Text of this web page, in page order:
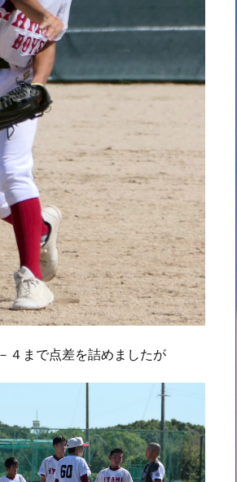
４まで点差を詰めましたが